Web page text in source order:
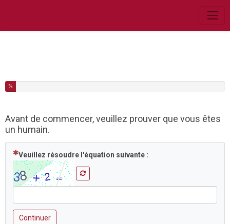
Vous avez complété % de ce questionnaire.
%
Avant de commencer, veuillez prouver que vous êtes
un humain.
Veuillez résoudre l'équation suivante :
Continuer